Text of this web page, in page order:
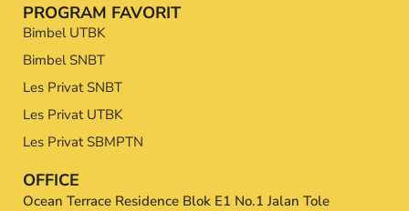
PROGRAM FAVORIT
Bimbel UTBK
Bimbel SNBT
Les Privat SNBT
Les Privat UTBK
Les Privat SBMPTN
OFFICE
Ocean Terrace Residence Blok E1 No.1 Jalan Tole